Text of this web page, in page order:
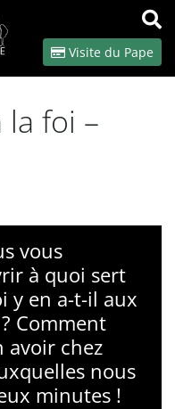
OK
Visite du Pape
foi –
vous
à quoi sert
y en a-t-il aux
Comment
avoir chez
nous
minutes !